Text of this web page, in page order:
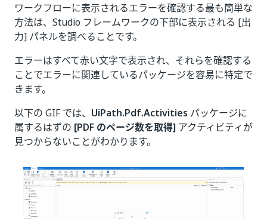
ワークフローに表示されるエラーを確認する最も簡単な
方法は、Studio フレームワークの下部に表示される [出
力] パネルを調べることです。
エラーはすべて赤い文字で表示され、それらを確認する
ことでエラーに関連しているパッケージを容易に特定で
きます。
以下の GIF では、 UiPath.Pdf.Activities パッケージに
属するはずの [PDF のページ数を取得] アクティビティが
見つからないことがわかります。